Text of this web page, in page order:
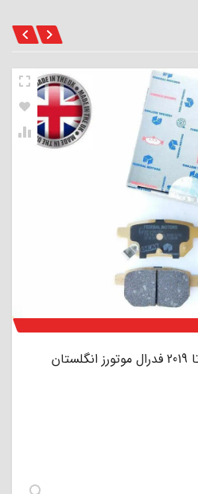
لنت ترمز عقب کرولا 2008 تا 2019 فدرال موتورز انگلستان